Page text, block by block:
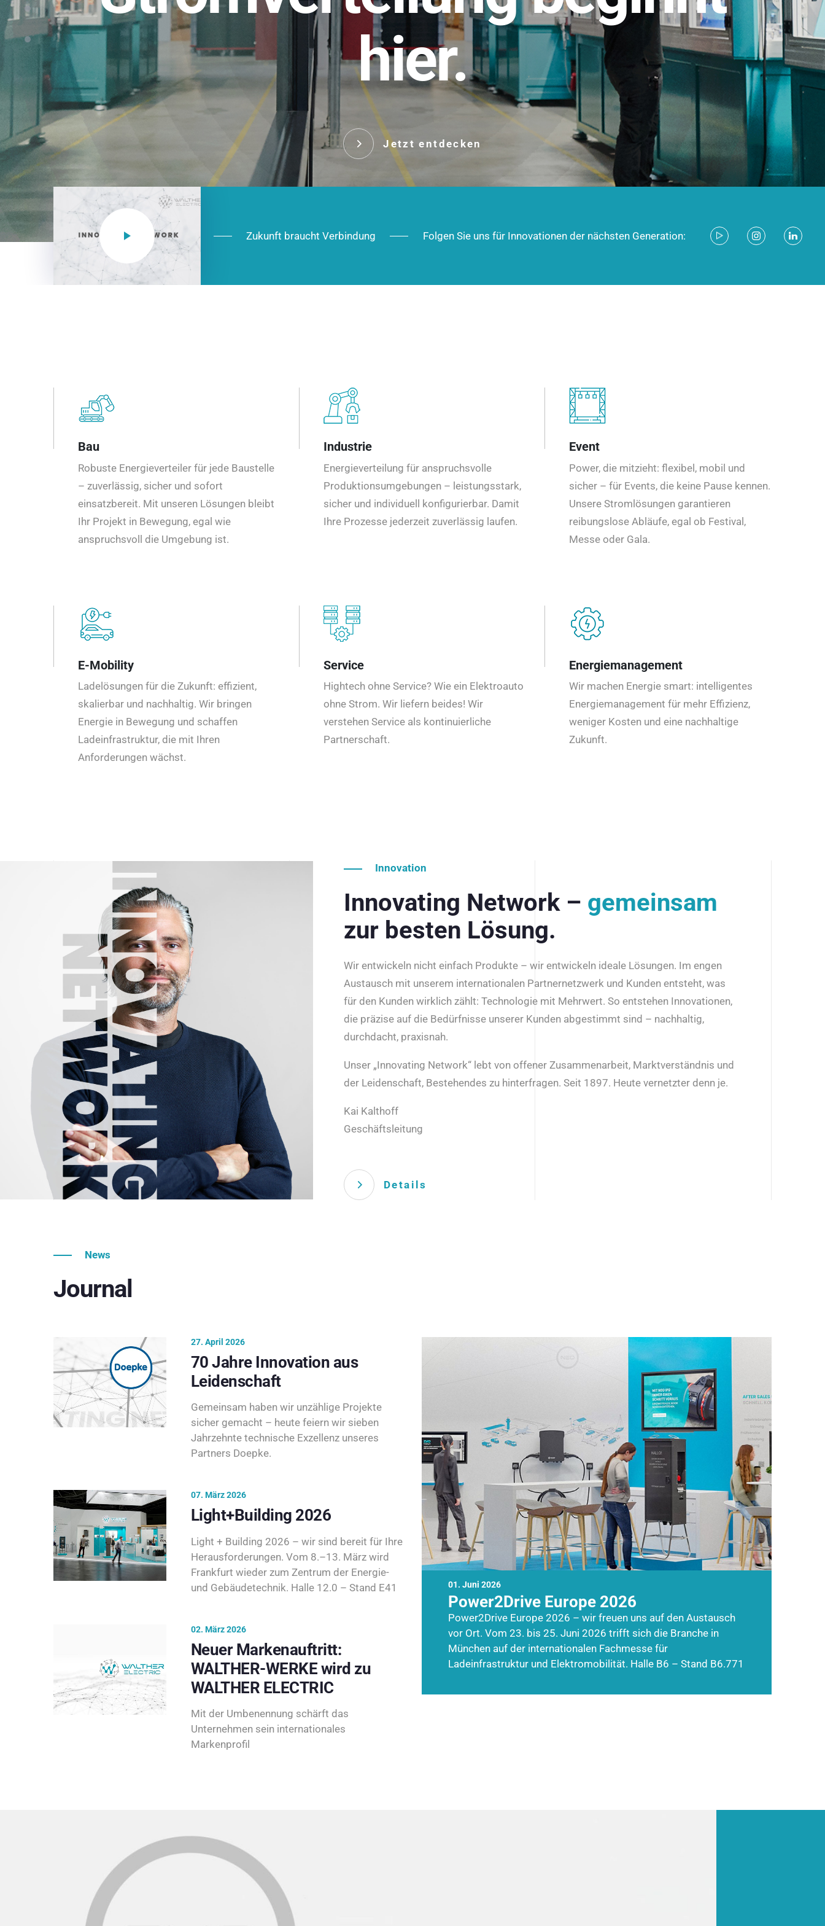
hier.
Jetzt entdecken
NEO CEE: Energieverteilung mit System. Robust im Alltag,
effizient in der Installation, zukunftsfähig im Ausbau.
Das innovative Stecksystem für industrielle Anwendungen –
robust, IP-geschützt und zukunftsfähig.
Jetzt entdecken
Zukunft braucht Verbindung Folgen Sie uns für Innovationen der nächsten Generation:
Bau
Robuste Energieverteiler für jede Baustelle
– zuverlässig, sicher und sofort
einsatzbereit. Mit unseren Lösungen bleibt
Ihr Projekt in Bewegung, egal wie
anspruchsvoll die Umgebung ist.
Industrie
Energieverteilung für anspruchsvolle
Produktionsumgebungen – leistungsstark,
sicher und individuell konfigurierbar. Damit
Ihre Prozesse jederzeit zuverlässig laufen.
Event
Power, die mitzieht: flexibel, mobil und
sicher – für Events, die keine Pause kennen.
Unsere Stromlösungen garantieren
reibungslose Abläufe, egal ob Festival,
Messe oder Gala.
E-Mobility
Ladelösungen für die Zukunft: effizient,
skalierbar und nachhaltig. Wir bringen
Energie in Bewegung und schaffen
Ladeinfrastruktur, die mit Ihren
Anforderungen wächst.
Service
Hightech ohne Service? Wie ein Elektroauto
ohne Strom. Wir liefern beides! Wir
verstehen Service als kontinuierliche
Partnerschaft.
Energiemanagement
Wir machen Energie smart: intelligentes
Energiemanagement für mehr Effizienz,
weniger Kosten und eine nachhaltige
Zukunft.
Innovation
Innovating Network – gemeinsam
zur besten Lösung.
Wir entwickeln nicht einfach Produkte – wir entwickeln ideale Lösungen. Im engen
Austausch mit unserem internationalen Partnernetzwerk und Kunden entsteht, was
für den Kunden wirklich zählt: Technologie mit Mehrwert. So entstehen Innovationen,
die präzise auf die Bedürfnisse unserer Kunden abgestimmt sind – nachhaltig,
durchdacht, praxisnah.
Unser „Innovating Network“ lebt von offener Zusammenarbeit, Marktverständnis und
der Leidenschaft, Bestehendes zu hinterfragen. Seit 1897. Heute vernetzter denn je.
Kai Kalthoff
Geschäftsleitung
Details
News
Journal
01. Juni 2026
Power2Drive Europe 2026
Power2Drive Europe 2026 – wir freuen uns auf den Austausch
vor Ort. Vom 23. bis 25. Juni 2026 trifft sich die Branche in
München auf der internationalen Fachmesse für
Ladeinfrastruktur und Elektromobilität. Halle B6 – Stand B6.771
27. April 2026
70 Jahre Innovation aus
Leidenschaft
Gemeinsam haben wir unzählige Projekte
sicher gemacht – heute feiern wir sieben
Jahrzehnte technische Exzellenz unseres
Partners Doepke.
07. März 2026
Light+Building 2026
Light + Building 2026 – wir sind bereit für Ihre
Herausforderungen. Vom 8.–13. März wird
Frankfurt wieder zum Zentrum der Energie-
und Gebäudetechnik. Halle 12.0 – Stand E41
02. März 2026
Neuer Markenauftritt:
WALTHER-WERKE wird zu
WALTHER ELECTRIC
Mit der Umbenennung schärft das
Unternehmen sein internationales
Markenprofil